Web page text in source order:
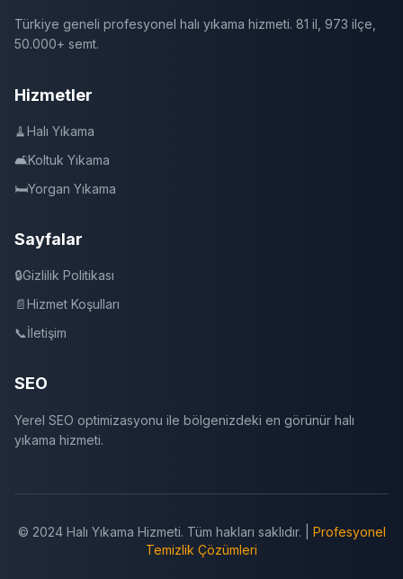
Türkiye geneli profesyonel halı yıkama hizmeti. 81 il, 973 ilçe,
50.000+ semt.
Hizmetler
🧹Halı Yıkama
🛋️Koltuk Yıkama
🛏️Yorgan Yıkama
Sayfalar
🔒Gizlilik Politikası
📄Hizmet Koşulları
📞İletişim
SEO
Yerel SEO optimizasyonu ile bölgenizdeki en görünür halı
yıkama hizmeti.
© 2024 Halı Yıkama Hizmeti. Tüm hakları saklıdır. | Profesyonel
Temizlik Çözümleri